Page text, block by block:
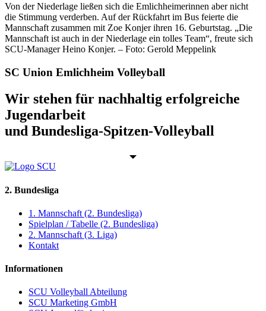
Von der Niederlage ließen sich die Emlichheimerinnen aber nicht
die Stimmung verderben. Auf der Rückfahrt im Bus feierte die
Mannschaft zusammen mit Zoe Konjer ihren 16. Geburtstag. „Die
Mannschaft ist auch in der Niederlage ein tolles Team“, freute sich
SCU-Manager Heino Konjer. – Foto: Gerold Meppelink
SC Union Emlichheim Volleyball
Wir stehen für nachhaltig erfolgreiche
Jugendarbeit
und Bundesliga-Spitzen-Volleyball
2. Bundesliga
1. Mannschaft (2. Bundesliga)
Spielplan / Tabelle (2. Bundesliga)
2. Mannschaft (3. Liga)
Kontakt
Informationen
SCU Volleyball Abteilung
SCU Marketing GmbH